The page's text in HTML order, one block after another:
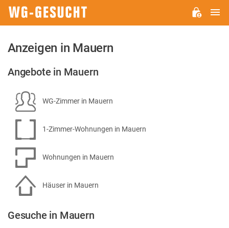
Anzeigen in Mauern
Angebote in Mauern
WG-Zimmer in Mauern
1-Zimmer-Wohnungen in Mauern
Wohnungen in Mauern
Häuser in Mauern
Gesuche in Mauern